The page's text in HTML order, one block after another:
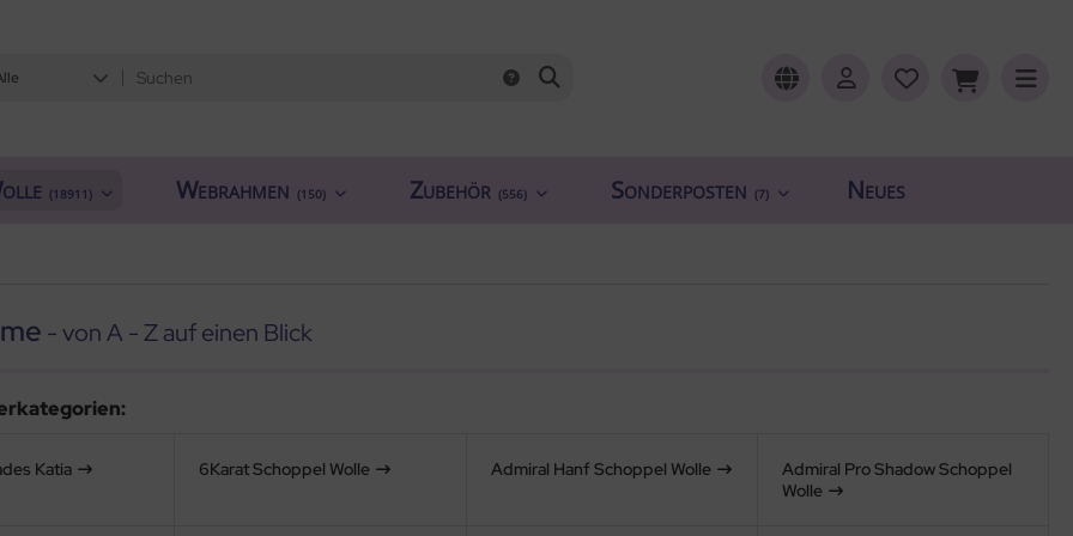
(18911) Webrahmen (150) Zubehör (556) Sonderposten (7) Neues
- von A - Z auf einen Blick
Katia 6Karat Schoppel Wolle Admiral Hanf Schoppel Wolle
Admiral Pro Shadow Schoppel
Wolle